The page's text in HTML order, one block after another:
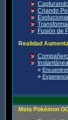
Criando
Fusión de
Realidad
»
»
Meta Pokémon